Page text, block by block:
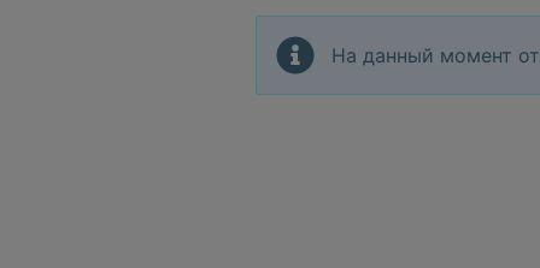
На данный момент